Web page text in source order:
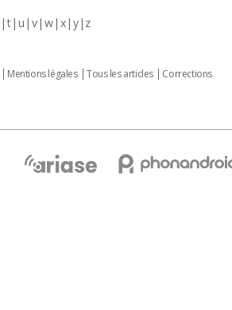
t u v w x y z
Mentions légales Tous les articles
Corrections